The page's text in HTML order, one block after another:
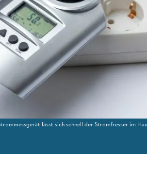
lässt sich schnell der Stromfresser im